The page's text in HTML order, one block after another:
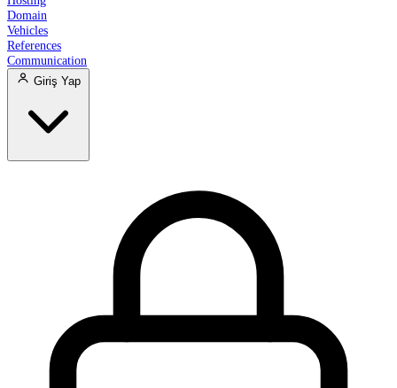
Domain
Vehicles
References
Communication
Giriş Yap